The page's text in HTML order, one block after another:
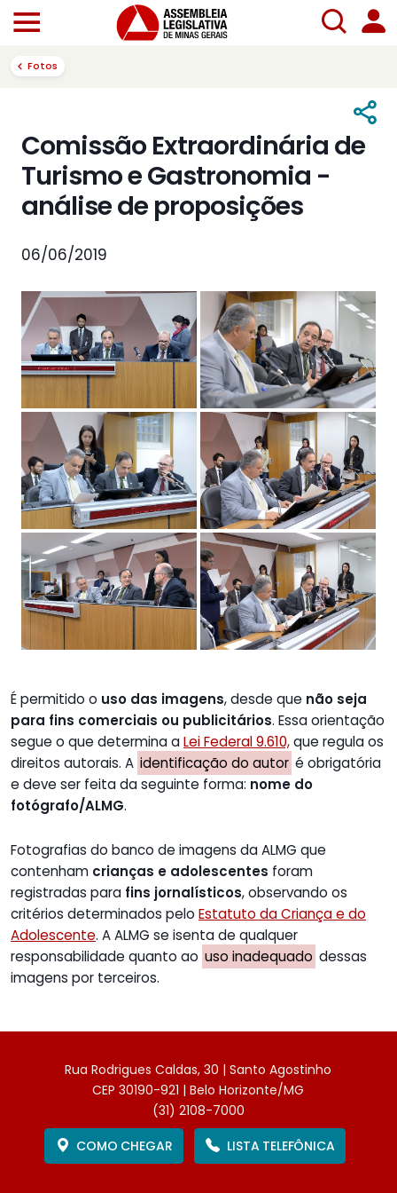
Fotos
Comissão Extraordinária de
Turismo e Gastronomia -
análise de proposições
06/06/2019
É permitido o uso das imagens, desde que não seja
para fins comerciais ou publicitários. Essa orientação
segue o que determina aLei Federal 9.610,que regula os
direitos autorais. A identificação do autor é obrigatória
e deve ser feita da seguinte forma: nome do
fotógrafo/ALMG.
Fotografias do banco de imagens da ALMG que
contenham crianças e adolescentes foram
registradas para fins jornalísticos, observando os
critérios determinados pelo Estatuto da Criança e do
Adolescente. A ALMG se isenta de qualquer
responsabilidade quanto ao uso inadequado dessas
imagens por terceiros.
Rua Rodrigues Caldas, 30 | Santo Agostinho
CEP 30190-921 | Belo Horizonte/MG
(31) 2108-7000
COMO CHEGAR
LISTA TELEFÔNICA